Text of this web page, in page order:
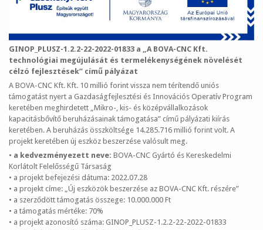
GINOP_PLUSZ-1.2.2-22-2022-01833 a „A BOVA-CNC Kft.
technológiai megújulását és termelékenységének növelését
célzó fejlesztések” című pályázat
A BOVA-CNC Kft. Kft. 10 millió forint vissza nem térítendő uniós
támogatást nyert a Gazdaságfejlesztési és Innovációs Operatív Program
keretében meghirdetett „Mikro-, kis- és középvállalkozások
kapacitásbővítő beruházásainak támogatása” című pályázati kiírás
keretében. A beruházás összköltsége 14.285.716 millió forint volt. A
projekt keretében új eszköz beszerzése valósult meg.
• a kedvezményezett neve: BOVA-CNC Gyártó és Kereskedelmi
Korlátolt Felelősségű Társaság
• a projekt befejezési dátuma: 2022.07.28
• a projekt címe: „Új eszközök beszerzése az BOVA-CNC Kft. részére”
• a szerződött támogatás összege: 10.000.000 Ft
• a támogatás mértéke: 70%
• a projekt azonosító száma: GINOP_PLUSZ-1.2.2-22-2022-01833